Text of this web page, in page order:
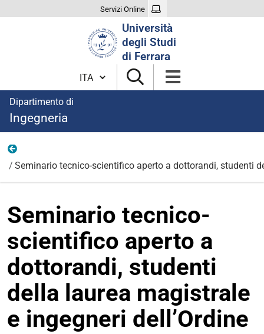
Servizi Online
Università
degli Studi
di Ferrara
Cambia lingua
Dipartimento di
Ingegneria
Seminario tecnico-scientifico aperto a dottorandi, studenti
Seminario tecnico-
scientifico aperto a
dottorandi, studenti
della laurea magistrale
e ingegneri dell’Ordine